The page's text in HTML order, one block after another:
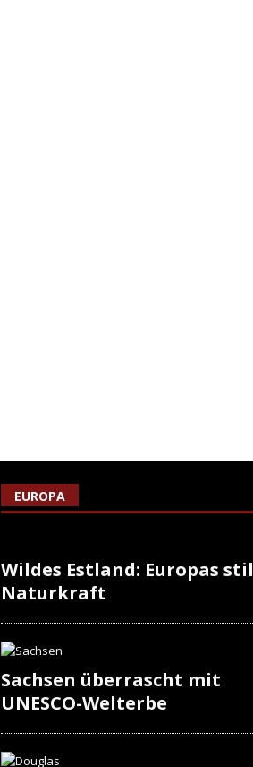
EUROPA
Wildes Estland: Europas
Naturkraft
Sachsen überrascht mit
UNESCO-Welterbe